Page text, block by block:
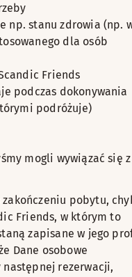
np. stanu zdrowia (np.
dla osób
Friends
podczas dokonywania
podróżuje)
mogli wywiązać się z
zakończeniu pobytu,
Friends, w którym to
zapisane w jego
Dane osobowe
następnej rezerwacji,